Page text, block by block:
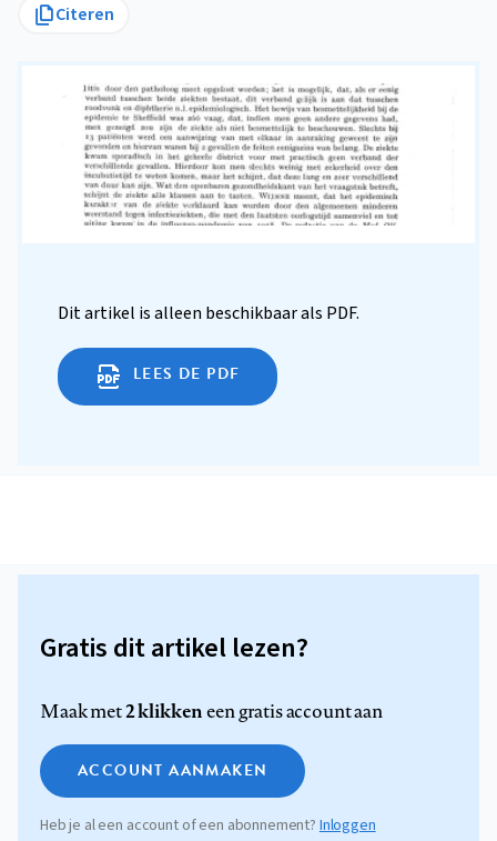
Citeren
Dit artikel is alleen beschikbaar als PDF.
LEES DE PDF
Gratis dit artikel lezen?
Maak met2 klikkeneen gratis account aan
ACCOUNT AANMAKEN
Heb je al een account of een abonnement? Inloggen